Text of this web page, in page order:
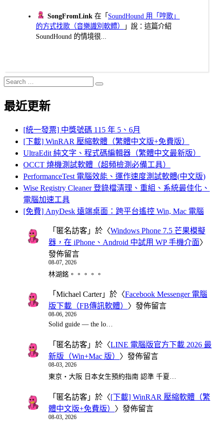
SongFromLink 在「 SoundHound 用「哼歌」
的方式找歌（音樂識別軟體）
」說：這篇介紹
SoundHound 的情境很...
Search
for:
Search
最近更新
[統一發票] 中獎號碼 115 年 5、6月
[下載] WinRAR 壓縮軟體（繁體中文版+免費版）
UltraEdit 純文字、程式碼編輯器（繁體中文最新版）
OCCT 燒機測試軟體（超頻檢測必備工具）
PerformanceTest 電腦效能、運作速度測試軟體(中文版)
Wise Registry Cleaner 登錄檔清理、重組、系統最佳化、
電腦加速工具
[免費] AnyDesk 遠端桌面：跨平台遙控 Win, Mac 電腦
「 匿名訪客 」於〈Windows Phone 7.5 芒果模擬
器，在 iPhone、Android 中試用 WP 手機介面〉
發佈留言
08-07, 2026
林湖銘。。。。。
「 Michael Carter」於〈Facebook Messenger 電腦
版下載（FB傳訊軟體） 〉發佈留言
08-06, 2026
Solid guide — the lo…
「 匿名訪客 」於〈LINE 電腦版官方下載 2026 最
新版（Win+Mac 版） 〉發佈留言
08-03, 2026
東京・大阪 日本女生預約指南 認準 千夏…
「 匿名訪客 」於〈[下載] WinRAR 壓縮軟體（繁
體中文版+免費版） 〉發佈留言
08-03, 2026